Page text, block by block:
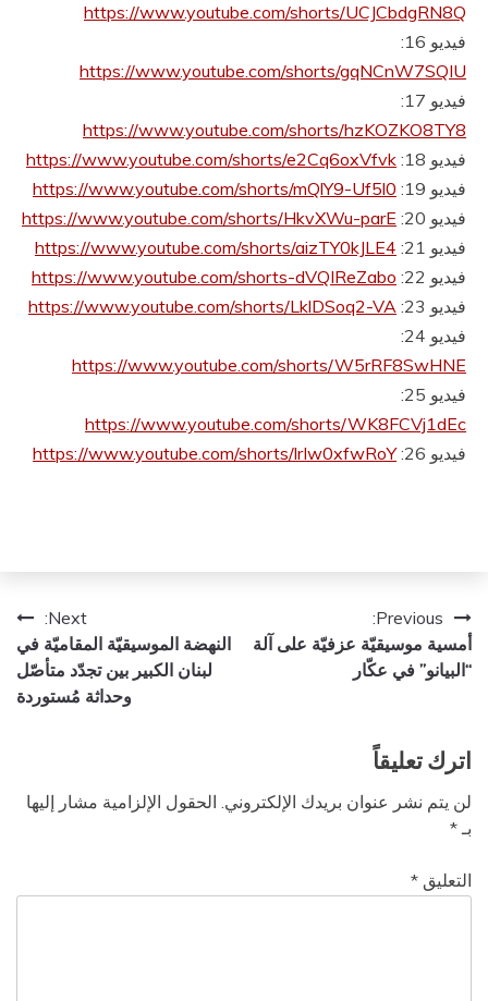
https://www.youtube.com/shorts/UCJCbdgRN8Q
فيديو 16:
https://www.youtube.com/shorts/gqNCnW7SQIU
فيديو 17:
https://www.youtube.com/shorts/hzKOZKO8TY8
فيديو 18:
https://www.youtube.com/shorts/e2Cq6oxVfvk
فيديو 19:
https://www.youtube.com/shorts/mQlY9-Uf5l0
فيديو 20:
https://www.youtube.com/shorts/HkvXWu-parE
فيديو 21:
https://www.youtube.com/shorts/aizTY0kJLE4
فيديو 22:
https://www.youtube.com/shorts-dVQIReZabo
فيديو 23:
https://www.youtube.com/shorts/LklDSoq2-VA
فيديو 24:
https://www.youtube.com/shorts/W5rRF8SwHNE
فيديو 25:
https://www.youtube.com/shorts/WK8FCVj1dEc
فيديو 26:
https://www.youtube.com/shorts/lrIw0xfwRoY
تصفّح
المقالات
Previous:
أمسية موسيقيّة عزفيّة على آلة
“البيانو” في عكّار
Next:
النهضة الموسيقيّة المقاميّة في
لبنان الكبير بين تجدّد متأصّل
وحداثة مُستوردة
اترك تعليقاً
لن يتم نشر عنوان بريدك الإلكتروني. الحقول الإلزامية مشار إليها
بـ*
التعليق *